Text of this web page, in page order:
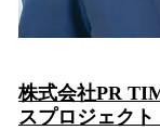
株式会社PR
スプロジェク